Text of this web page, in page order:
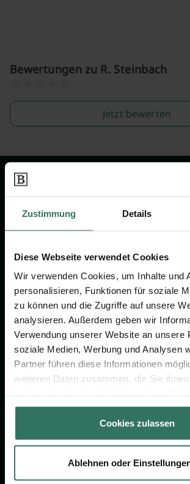
Zustimmung Details
Diese Webseite verwendet Cookies
Wir verwenden Cookies, um Inhalte und
personalisieren, Funktionen für soziale
zu können und die Zugriffe auf unsere
analysieren. Außerdem geben wir
Verwendung unserer Website an unsere
soziale Medien, Werbung und Analysen
Partner führen diese Informationen
weiteren Daten zusammen, die Sie
gesammelt haben.
Cookies zulassen
Ablehnen oder
Bewertungen zu R. Steinbach
Jetzt bewerten
Wir sind Ihr
um das Thema
Vorsorge.
Jetzt beraten lassen
FÜR SIE
Vergleich
Ratgeber
Verzeichnis
FÜR
Online-
Kostenlos